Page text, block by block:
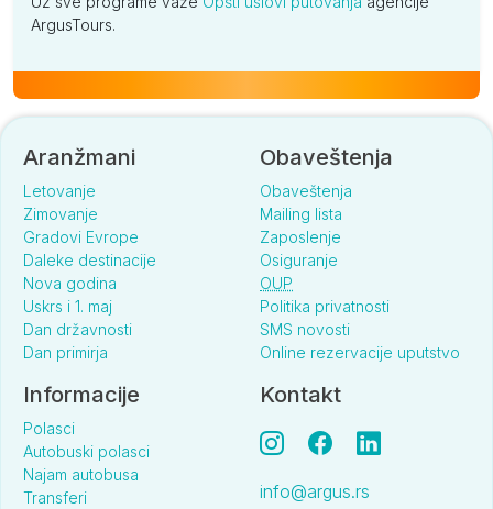
ArgusTours.
Aranžmani
Letovanje
Zimovanje
Gradovi Evrope
Daleke destinacije
Nova godina
Uskrs i 1. maj
Dan državnosti
Dan primirja
Obaveštenja
Obaveštenja
Mailing lista
Zaposlenje
Osiguranje
OUP
Politika privatnosti
SMS novosti
Online rezervacije uputstvo
Informacije
Polasci
Autobuski polasci
Najam autobusa
Transferi
Kontakt
info@argus.rs